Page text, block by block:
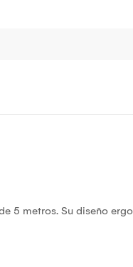
5 metros. Su diseño